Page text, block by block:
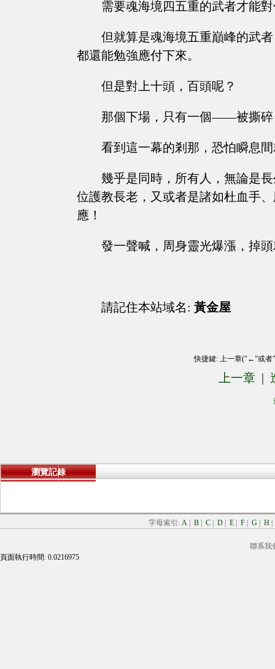
需要魂海境四五重的武者才能
但就算是魂海境五重巔峰的武
都還能勉強應付下來。
但是對上十頭，百頭呢？
那個下場，只有一個——被撕碎
看到這一幕的剎那，恐怕瞬息
幾乎是同時，所有人，無論是
位護教長老，又或者是諸如杜血手
應！
發一聲喊，周身靈光爆漲，掉
請記住本站域名: 黃金屋
快捷鍵: 上一章("←"或
上一章 |
瀏覽記錄
字母索引: A B C D E F G H
聯系我
頁面執行時間: 0.0216975